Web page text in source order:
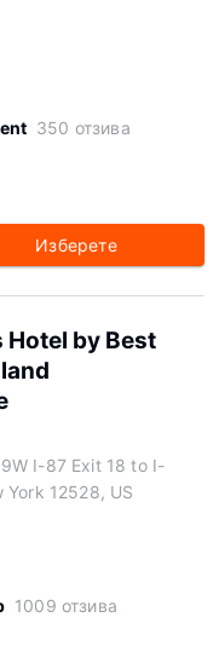
350 отзива
Изберете
Hotel by Best
I-87 Exit 18 to I-
York 12528, US
1009 отзива